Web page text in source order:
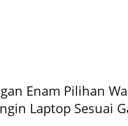
Enam Pilihan
Laptop Sesuai